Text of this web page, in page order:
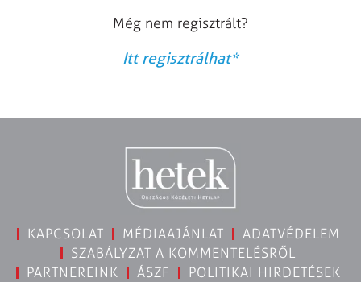
Még nem regisztrált?
Itt regisztrálhat*
KAPCSOLAT MÉDIAAJÁNLAT
ADATVÉDELEM
SZABÁLYZAT A KOMMENTELÉSRŐL
PARTNEREINK
ÁSZF
POLITIKAI HIRDETÉSEK